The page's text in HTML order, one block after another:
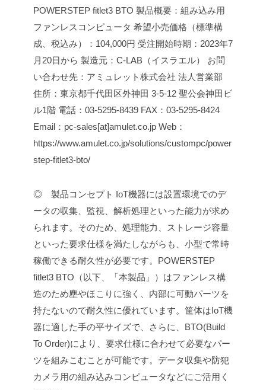
POWERSTEP fitlet3 BTO 製品概要：組み込み用
ファンレスコンピュータ 希望小売価格（標準構
成、税込み）：104,000円 受注開始時期：2023年7
月20日から 製造元：C-LAB（イスラエル）
お問
い合わせ先：アミュレット株式会社 法人営業部
住所：東京都千代田区外神田 3-5-12 聖公会神田ビ
ル1階 電話：03-5295-8439 FAX：03-5295-8424
Email：pc-sales[at]amulet.co.jp Web：
https://www.amulet.co.jp/solutions/custompc/power
step-fitlet3-bto/
◎ 製品コンセプト IoT機器には設置環境でのデ
ータの収集、監視、解析処理といった能力が求め
られます。そのため、処理能力、ストレージ容量
といった要求仕様を満たしながらも、小型で常時
稼働できる耐久性が必要です。POWERSTEP
fitlet3 BTO（以下、「本製品」）はファンレス構
造のため塵やほこりに強く、内部に可動パーツを
持たないので耐久性に優れています。筐体はIoT機
器に適した手の平サイズで、さらに、BTO(Build
To Order)により、要求仕様に合わせて必要なパー
ツを組みこむことが可能です。データ収集や防犯
カメラ用の組み込みコンピュータなどにご活用く